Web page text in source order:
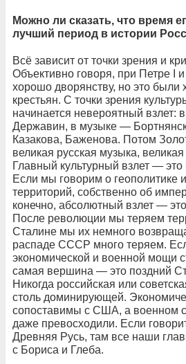
Можно ли сказать, что время
лучший период в истории
Всё зависит от точки зрения и
Объективно говоря, при Петре I
хорошо дворянству, но это были
крестьян. С точки зрения
начинается невероятный взлет:
Державин, в музыке —
Казакова, Баженова. Потом
великая русская музыка,
Главный культурный взлет — это
Если мы говорим о геополитике
территорий, собственно об
конечно, абсолютный взлет —
После революции мы теряем
Сталине мы их немного
распаде СССР много теряем.
экономической и военной мощи
самая вершина — это поздний
Никогда российская или
столь доминирующей.
сопоставимы с США, а военном
даже превосходили. Если
Древняя Русь, там все наши
с Бориса и Глеба.